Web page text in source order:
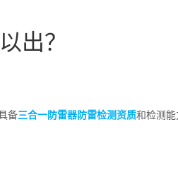
出？
备三合一防雷器防雷检测资质和检测